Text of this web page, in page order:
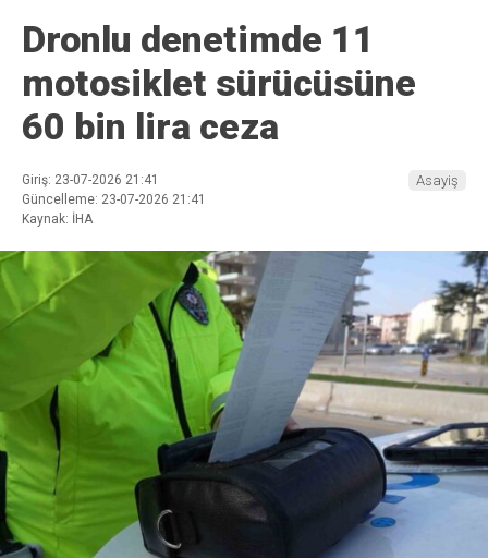
Dronlu denetimde 11
motosiklet sürücüsüne
60 bin lira ceza
Giriş: 23-07-2026 21:41
Güncelleme: 23-07-2026 21:41
Kaynak: İHA
Asayiş